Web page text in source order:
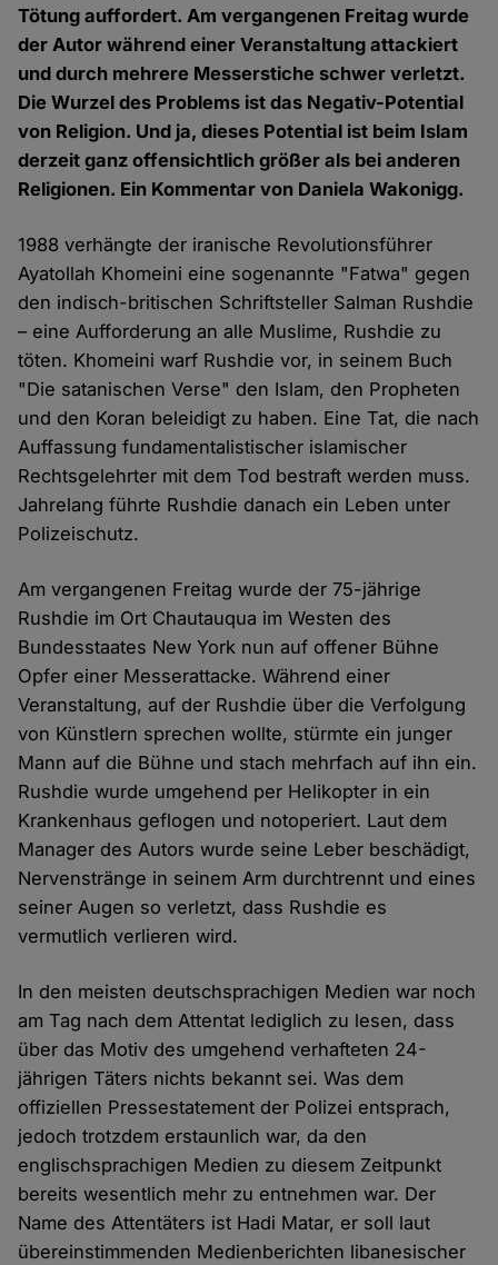
Tötung auffordert. Am vergangenen Freitag wurde
der Autor während einer Veranstaltung attackiert
und durch mehrere Messerstiche schwer verletzt.
Die Wurzel des Problems ist das Negativ-Potential
von Religion. Und ja, dieses Potential ist beim Islam
derzeit ganz offensichtlich größer als bei anderen
Religionen. Ein Kommentar von Daniela Wakonigg.
1988 verhängte der iranische Revolutionsführer
Ayatollah Khomeini eine sogenannte "Fatwa" gegen
den indisch-britischen Schriftsteller Salman Rushdie
– eine Aufforderung an alle Muslime, Rushdie zu
töten. Khomeini warf Rushdie vor, in seinem Buch
"Die satanischen Verse" den Islam, den Propheten
und den Koran beleidigt zu haben. Eine Tat, die nach
Auffassung fundamentalistischer islamischer
Rechtsgelehrter mit dem Tod bestraft werden muss.
Jahrelang führte Rushdie danach ein Leben unter
Polizeischutz.
Am vergangenen Freitag wurde der 75-jährige
Rushdie im Ort Chautauqua im Westen des
Bundesstaates New York nun auf offener Bühne
Opfer einer Messerattacke. Während einer
Veranstaltung, auf der Rushdie über die Verfolgung
von Künstlern sprechen wollte, stürmte ein junger
Mann auf die Bühne und stach mehrfach auf ihn ein.
Rushdie wurde umgehend per Helikopter in ein
Krankenhaus geflogen und notoperiert. Laut dem
Manager des Autors wurde seine Leber beschädigt,
Nervenstränge in seinem Arm durchtrennt und eines
seiner Augen so verletzt, dass Rushdie es
vermutlich verlieren wird.
In den meisten deutschsprachigen Medien war noch
am Tag nach dem Attentat lediglich zu lesen, dass
über das Motiv des umgehend verhafteten 24-
jährigen Täters nichts bekannt sei. Was dem
offiziellen Pressestatement der Polizei entsprach,
jedoch trotzdem erstaunlich war, da den
englischsprachigen Medien zu diesem Zeitpunkt
bereits wesentlich mehr zu entnehmen war. Der
Name des Attentäters ist Hadi Matar, er soll laut
übereinstimmenden Medienberichten libanesischer